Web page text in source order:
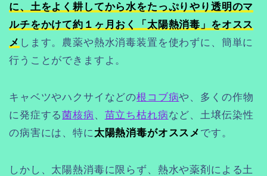
に、土をよく耕してから水をたっぷりやり透明のマ
ルチをかけて約１ヶ月おく「太陽熱消毒」をオスス
メ します。農薬や熱水消毒装置を使わずに、簡単に
行うことができますよ。
キャベツやハクサイなどの根コブ病や、多くの作物
に発症する菌核病 、 苗立ち枯れ病など、土壌伝染性
の病害には、特に太陽熱消毒がオススメ です。
しかし、太陽熱消毒に限らず、熱水や薬剤による土